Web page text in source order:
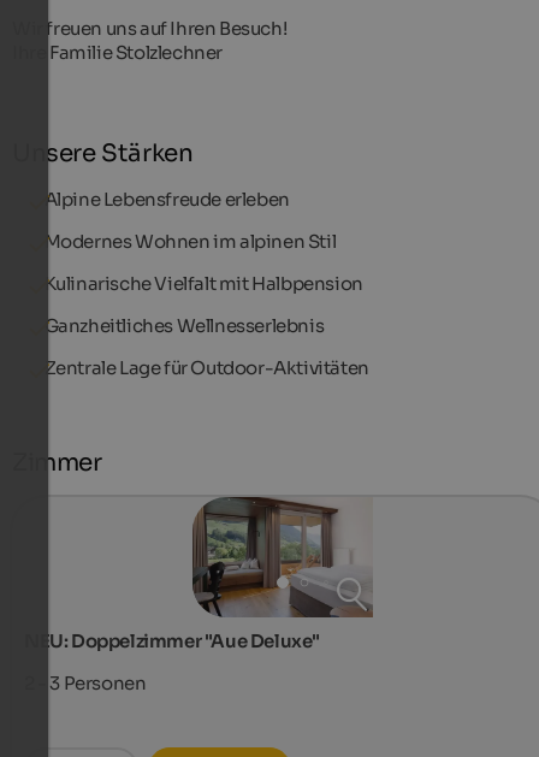
Wir freuen uns auf Ihren Besuch!
Ihre Familie Stolzlechner
Unsere Stärken
Alpine Lebensfreude erleben
Modernes Wohnen im alpinen Stil
Kulinarische Vielfalt mit Halbpension
Ganzheitliches Wellnesserlebnis
Zentrale Lage für Outdoor-Aktivitäten
Zimmer
NEU: Doppelzimmer "Aue Deluxe"
2 - 3 Personen